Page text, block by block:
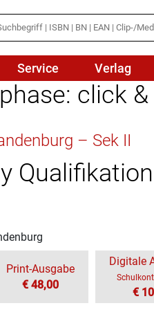
NuT
Service Verlag
click
– Sek II
Print-Ausgabe
€ 48,00
Digitale
€